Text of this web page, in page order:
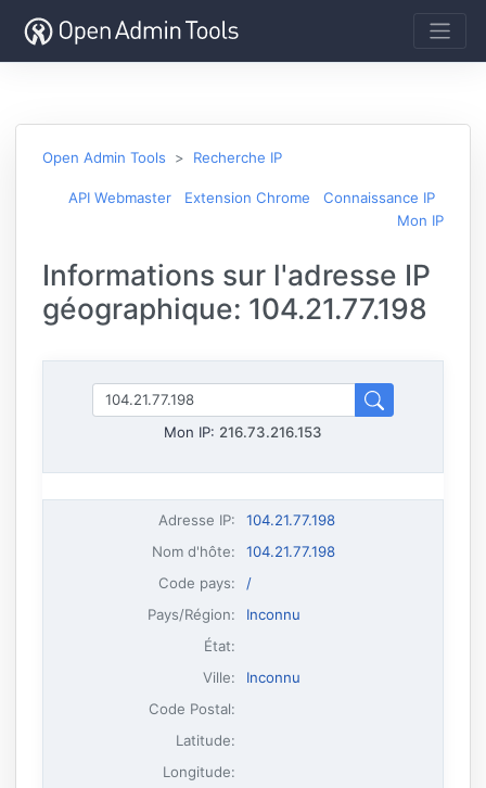
Open Admin Tools Recherche IP
API Webmaster Extension Chrome
Connaissance IP
Mon IP
Informations sur l'adresse IP
géographique: 104.21.77.198
Mon IP: 216.73.216.153
Adresse IP:
104.21.77.198
Nom d'hôte:
104.21.77.198
Code pays:
/
Pays/Région:
Inconnu
État:
Ville:
Inconnu
Code Postal:
Latitude:
Longitude: